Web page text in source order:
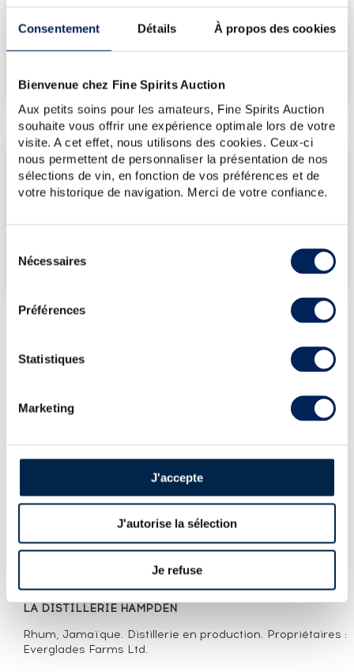
Consentement Détails À propos des cookies
Bienvenue chez Fine Spirits Auction
Aux petits soins pour les amateurs, Fine Spirits Auction
souhaite vous offrir une expérience optimale lors de votre
visite. A cet effet, nous utilisons des cookies. Ceux-ci
nous permettent de personnaliser la présentation de nos
sélections de vin, en fonction de vos préférences et de
votre historique de navigation. Merci de votre confiance.
Nécessaires
Préférences
Statistiques
Marketing
J'accepte
J'autorise la sélection
Je refuse
90
LES DERNIÈRES ADJUDICATIONS
14/11/2025
PRÉSENTATION DU LOT
SINGLE CASK SERIES 01
Single cask de Hampden distillé en 2012 et embouteillé
en 2023 pour Inter Caves France. Swell de Spirits est un
embouteilleur indépendant basé en France et a été
fondé en 2021 par Michael et Kelly, passionnés de
embouteillent des single casks de divers spiritueux:
whisky, rhum, cognac, armagnac... Édition limitée à 318
LA DISTILLERIE HAMPDEN
Rhum, Jamaïque. Distillerie en production. Propriétaires :
Everglades Farms Ltd.